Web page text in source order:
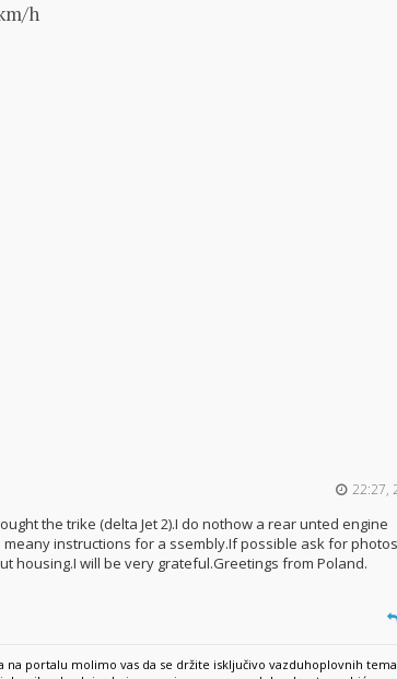
h
22:27,
the trike (delta Jet 2).I do nothow a rear unted engine
meany instructions for a ssembly.If possible ask for
housing.I will be very grateful.Greetings from Poland.
portalu molimo vas da se držite isključivo vazduhoplovnih